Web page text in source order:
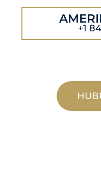
+1